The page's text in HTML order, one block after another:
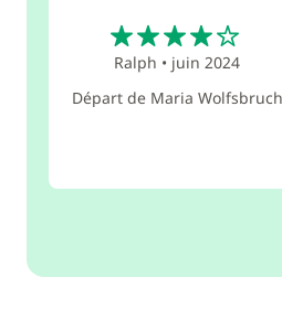
Ralph • juin 2024
Départ de Maria Wolfsbruch